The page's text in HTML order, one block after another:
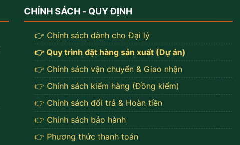
CHÍNH SÁCH - QUY ĐỊNH
👉 Chính sách dành cho Đại lý
👉 Quy trình đặt hàng sản xuất (Dự án)
👉 Chính sách vận chuyển & Giao nhận
👉 Chính sách kiểm hàng (Đồng kiểm)
👉 Chính sách đổi trả & Hoàn tiền
👉 Chính sách bảo hành
👉 Phương thức thanh toán